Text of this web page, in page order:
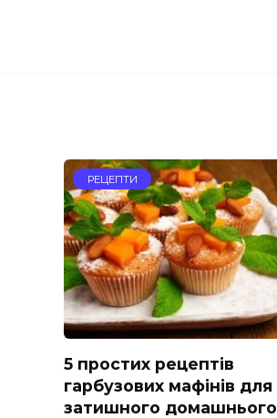
РЕЦЕПТИ
5 простих рецептів
гарбузових мафінів для
затишного домашнього